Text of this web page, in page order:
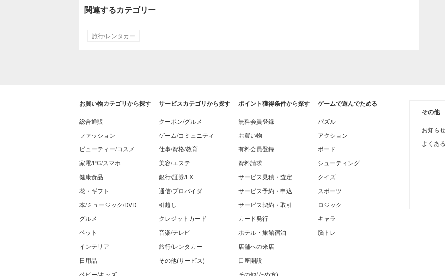
関連するカテゴリー
旅行/レンタカー
お買い物カテゴリから探す
総合通販
ファッション
ビューティー/コスメ
家電/PC/スマホ
健康食品
花・ギフト
本/ミュージック/DVD
グルメ
ペット
インテリア
日用品
ベビー/キッズ
サービスカテゴリから探す
クーポン/グルメ
ゲーム/コミュニティ
仕事/資格/教育
美容/エステ
銀行/証券/FX
通信/プロバイダ
引越し
クレジットカード
音楽/テレビ
旅行/レンタカー
その他(サービス)
ポイント獲得条件から探す
無料会員登録
お買い物
有料会員登録
資料請求
サービス見積・査定
サービス予約・申込
サービス契約・取引
カード発行
ホテル・旅館宿泊
店舗への来店
口座開設
その他(ため方)
ゲームで遊んでためる
パズル
アクション
ボード
シューティング
クイズ
スポーツ
ロジック
キャラ
脳トレ
その他
お知らせ
よくあ